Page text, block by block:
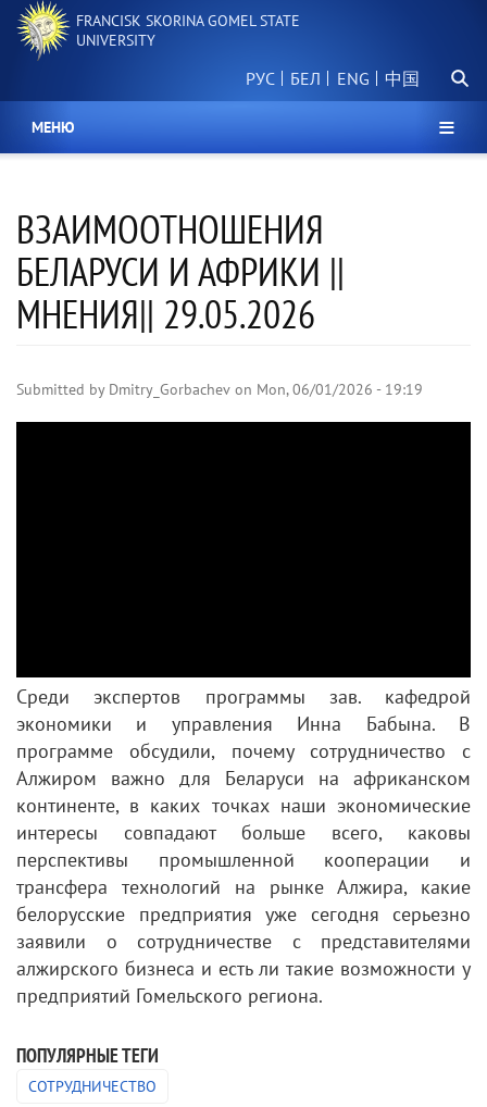
Skip
main
FRANCISK SKORINA GOMEL STATE
UNIVERSITY
РУС БЕЛ 中国
МЕНЮ
ВЗАИМООТНОШЕНИЯ
БЕЛАРУСИ И АФРИКИ ||
МНЕНИЯ|| 29.05.2026
Submitted by Dmitry_Gorbachev on Mon, 06/01/2026 - 19:19
Среди экспертов программы зав. кафедрой
экономики и управления Инна Бабына. В
программе обсудили, почему сотрудничество с
Алжиром важно для Беларуси на африканском
континенте, в каких точках наши экономические
интересы совпадают больше всего, каковы
перспективы промышленной кооперации и
трансфера технологий на рынке Алжира, какие
белорусские предприятия уже сегодня серьезно
заявили о сотрудничестве с представителями
алжирского бизнеса и есть ли такие возможности у
предприятий Гомельского региона.
ПОПУЛЯРНЫЕ ТЕГИ
СОТРУДНИЧЕСТВО